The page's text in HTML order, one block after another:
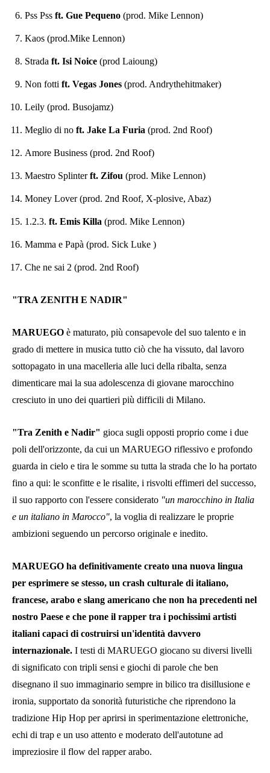
Pss Pss ft. Gue Pequeno (prod. Mike Lennon)
Kaos (prod.Mike Lennon)
Strada ft. Isi Noice (prod Laioung)
Non fotti ft. Vegas Jones (prod. Andrythehitmaker)
Leily (prod. Busojamz)
Meglio di no ft. Jake La Furia (prod. 2nd Roof)
Amore Business (prod. 2nd Roof)
Maestro Splinterft. Zifou (prod. Mike Lennon)
Money Lover (prod. 2nd Roof, X-plosive, Abaz)
1.2.3. ft. Emis Killa (prod. Mike Lennon)
Mamma e Papà (prod. Sick Luke )
Che ne sai 2 (prod. 2nd Roof)
"TRA ZENITH E NADIR"
MARUEGO è maturato, più consapevole del suo talento e in
grado di mettere in musica tutto ciò che ha vissuto, dal lavoro
sottopagato in una macelleria alle luci della ribalta, senza
dimenticare mai la sua adolescenza di giovane marocchino
cresciuto in uno dei quartieri più difficili di Milano.
"Tra Zenith e Nadir" gioca sugli opposti proprio come i due
poli dell'orizzonte, da cui un MARUEGO riflessivo e profondo
guarda in cielo e tira le somme su tutta la strada che lo ha portato
fino a qui: le sconfitte e le risalite, i risvolti effimeri del successo,
il suo rapporto con l'essere considerato "un marocchino in Italia
e un italiano in Marocco", la voglia di realizzare le proprie
ambizioni seguendo un percorso originale e inedito.
MARUEGO ha definitivamente creato una nuova lingua
per esprimere se stesso, un crash culturale di italiano,
francese, arabo e slang americano che non ha precedenti nel
nostro Paese e che pone il rapper tra i pochissimi artisti
italiani capaci di costruirsi un'identità davvero
internazionale. I testi di MARUEGO giocano su diversi livelli
di significato con tripli sensi e giochi di parole che ben
disegnano il suo immaginario sempre in bilico tra disillusione e
ironia, supportato da sonorità futuristiche che riprendono la
tradizione Hip Hop per aprirsi in sperimentazione elettroniche,
echi di trap e un uso attento e moderato dell'autotune ad
impreziosire il flow del rapper arabo.